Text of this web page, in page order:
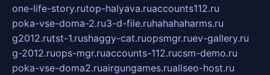
one-life-story.rutop-halyava.ruaccounts112.ru
poka-vse-doma-2.ru3-d-file.ruhahahaharms.ru
g2012.rutst-1.rushaggy-cat.ruopsmgr.ruev-gallery.ru
g-2012.ruops-mgr.ruaccounts-112.rucsm-demo.ru
poka-vse-doma2.ruairgungames.ruallseo-host.ru